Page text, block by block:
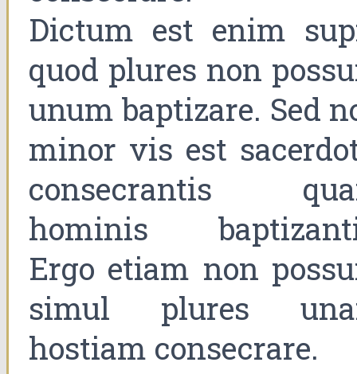
Dictum est enim
quod plures non
unum baptizare. Sed
minor vis est
consecrantis
hominis
Ergo etiam non
simul plures
hostiam consecrare.